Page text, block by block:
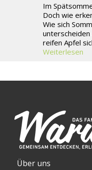
Im
Doch wie
Wie sich
reifen Apfel
Weiterlesen
Über uns